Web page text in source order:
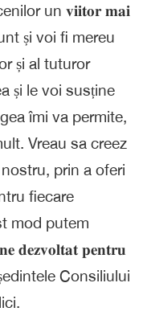
un 𝐯𝐢𝐢𝐭𝐨𝐫 𝐦𝐚𝐢
și voi fi mereu
și al tuturor
și le voi susține
îmi va permite,
Vreau sa creez
prin a oferi
fiecare
mod putem
𝐝𝐞𝐳𝐯𝐨𝐥𝐭𝐚𝐭 𝐩𝐞𝐧𝐭𝐫𝐮
Consiliului